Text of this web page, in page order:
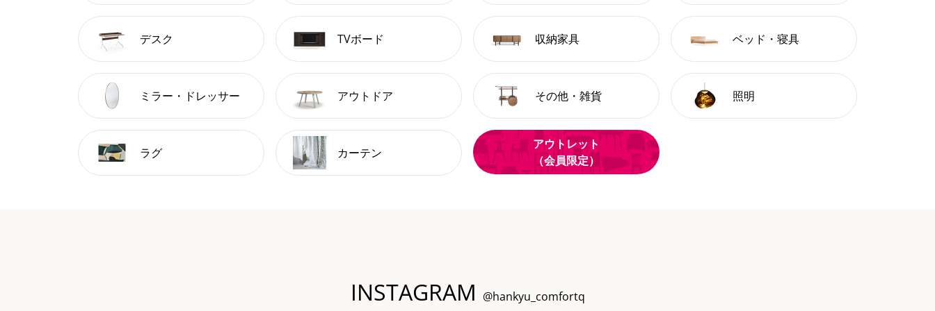
デスク TVボード 収納家具 ベッド・寝具
ミラー・ドレッサー アウトドア その他・雑貨 照明
ラグ カーテン
アウトレット
（会員限定）
INSTAGRAM @hankyu_comfortq